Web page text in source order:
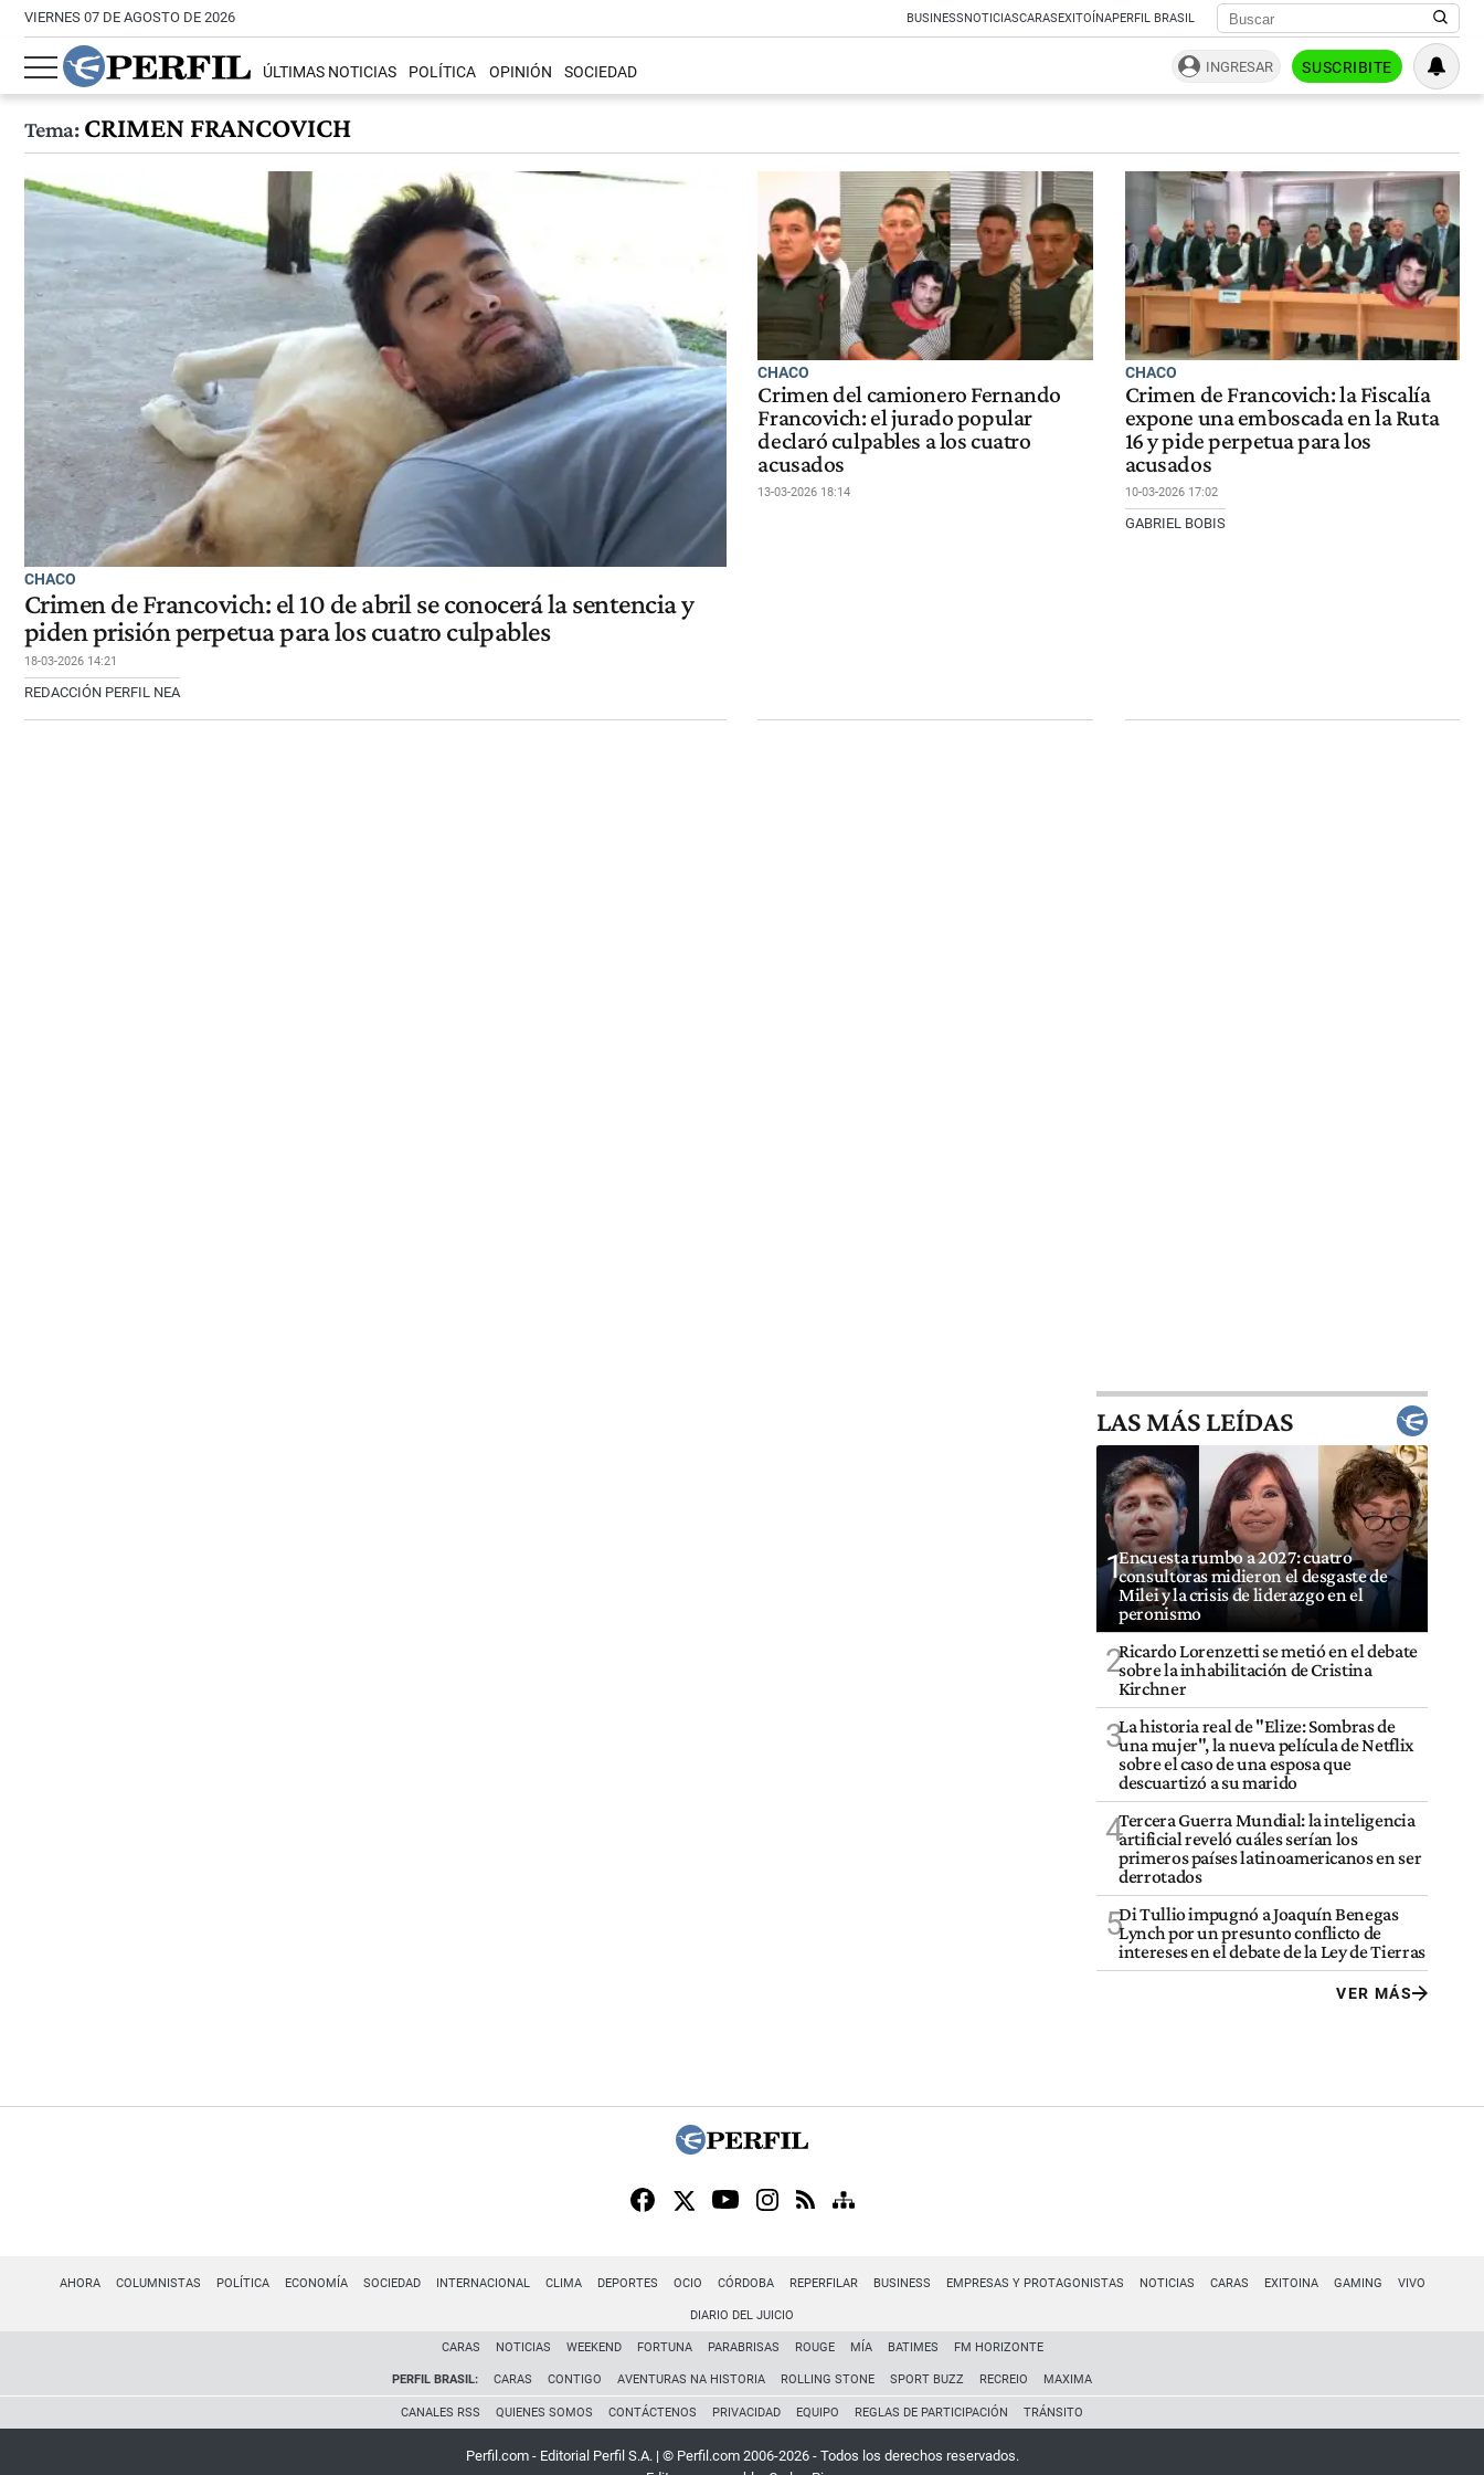
VIERNES 07 DE AGOSTO DE 2026 BUSINESSNOTICIASCARASEXITOÍNAPERFIL BRASIL
ÚLTIMAS NOTICIAS POLÍTICA OPINIÓN SOCIEDAD INGRESAR SUSCRIBITE
Tema:CRIMEN FRANCOVICH
CHACO
Crimen de Francovich: el 10 de abril se conocerá la sentencia y
piden prisión perpetua para los cuatro culpables
18-03-2026 14:21
REDACCIÓN PERFIL NEA
CHACO
Crimen del camionero Fernando
Francovich: el jurado popular
declaró culpables a los cuatro
acusados
13-03-2026 18:14
CHACO
Crimen de Francovich: la Fiscalía
expone una emboscada en la Ruta
16 y pide perpetua para los
acusados
10-03-2026 17:02
GABRIEL BOBIS
LAS MÁS LEÍDAS
1Encuesta rumbo a 2027: cuatro
consultoras midieron el desgaste de
Milei y la crisis de liderazgo en el
peronismo
2Ricardo Lorenzetti se metió en el debate
sobre la inhabilitación de Cristina
Kirchner
3La historia real de "Elize: Sombras de
una mujer", la nueva película de Netflix
sobre el caso de una esposa que
descuartizó a su marido
4Tercera Guerra Mundial: la inteligencia
artificial reveló cuáles serían los
primeros países latinoamericanos en ser
derrotados
5Di Tullio impugnó a Joaquín Benegas
Lynch por un presunto conflicto de
intereses en el debate de la Ley de Tierras
VER MÁS
AHORA COLUMNISTAS POLÍTICA ECONOMÍA SOCIEDAD INTERNACIONAL CLIMA DEPORTES OCIO CÓRDOBA REPERFILAR BUSINESS EMPRESAS Y PROTAGONISTAS NOTICIAS CARAS EXITOINA GAMING VIVO
DIARIO DEL JUICIO
CARAS NOTICIAS WEEKEND FORTUNA PARABRISAS ROUGE MÍA BATIMES FM HORIZONTE
PERFIL BRASIL: CARAS CONTIGO AVENTURAS NA HISTORIA ROLLING STONE SPORT BUZZ RECREIO MAXIMA
CANALES RSS QUIENES SOMOS CONTÁCTENOS PRIVACIDAD EQUIPO REGLAS DE PARTICIPACIÓN TRÁNSITO
Perfil.com - Editorial Perfil S.A. | © Perfil.com 2006-2026 - Todos los derechos reservados.